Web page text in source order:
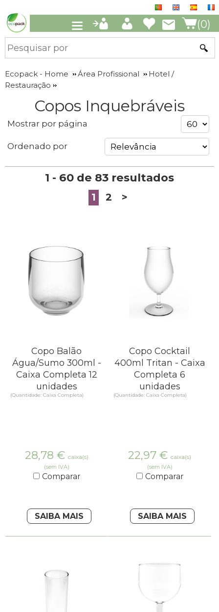
(0)
Ecopack - Home Área Profissional
Hotel /
Restauração
Copos Inquebráveis
Mostrar por página
Ordenado por
1 - 60 de 83 resultados
1 2 >
Copo Balão
Água/Sumo 300ml -
Caixa Completa 12
unidades
(Quantidade: Caixa Completa)
28,78 € caixa(s)
(sem IVA)
Comparar
SAIBA MAIS
Copo Cocktail
400ml Tritan - Caixa
Completa 6
unidades
(Quantidade: Caixa Completa)
22,97 € caixa(s)
(sem IVA)
Comparar
SAIBA MAIS